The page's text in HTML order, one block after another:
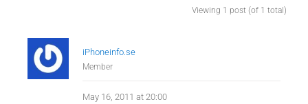
Viewing 1 post (of 1 total)
iPhoneinfo.se
Member
May 16, 2011 at 20:00